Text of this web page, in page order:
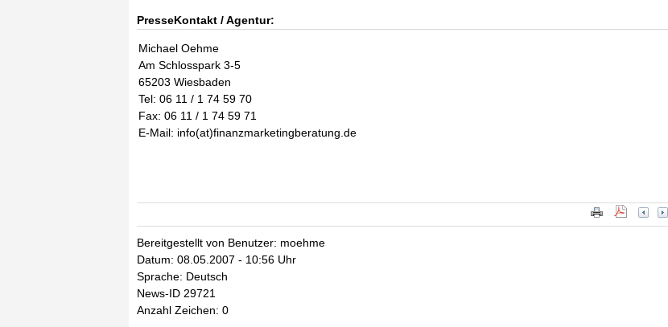
PresseKontakt / Agentur:
Michael Oehme
Am Schlosspark 3-5
65203 Wiesbaden
Tel: 06 11 / 1 74 59 70
Fax: 06 11 / 1 74 59 71
E-Mail: info(at)finanzmarketingberatung.de
Bereitgestellt von Benutzer: moehme
Datum: 08.05.2007 - 10:56 Uhr
Sprache: Deutsch
News-ID 29721
Anzahl Zeichen: 0